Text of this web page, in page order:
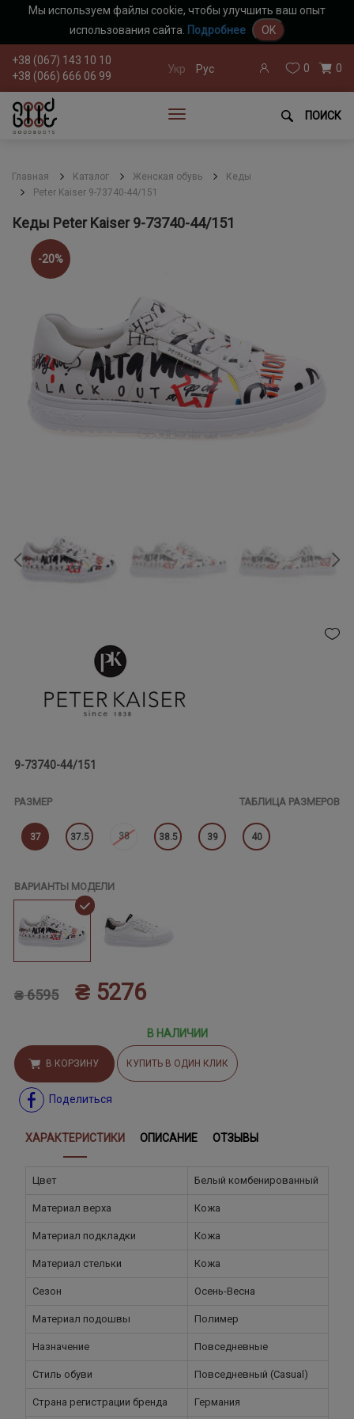
Мы используем файлы cookie, чтобы улучшить ваш опыт
использования сайта. Подробнее OK
+38 (067) 143 10 10
+38 (066) 666 06 99
Укр Рус 0 0
ПОИСК
Главная Каталог Женская обувь
Кеды
Peter Kaiser 9-73740-44/151
Кеды Peter Kaiser 9-73740-44/151
-20%
9-73740-44/151
РАЗМЕР ТАБЛИЦА РАЗМЕРОВ
37 37.5 38 38.5 39 40
ВАРИАНТЫ МОДЕЛИ
₴ 6595 ₴ 5276
В НАЛИЧИИ
В КОРЗИНУ КУПИТЬ В ОДИН КЛИК
Поделиться
ХАРАКТЕРИСТИКИ ОПИСАНИЕ ОТЗЫВЫ
Цвет Белый комбенированный
Материал верха Кожа
Материал подкладки Кожа
Материал стельки Кожа
Сезон Осень-Весна
Материал подошвы Полимер
Назначение Повседневные
Стиль обуви Повседневный (Casual)
Страна регистрации бренда Германия